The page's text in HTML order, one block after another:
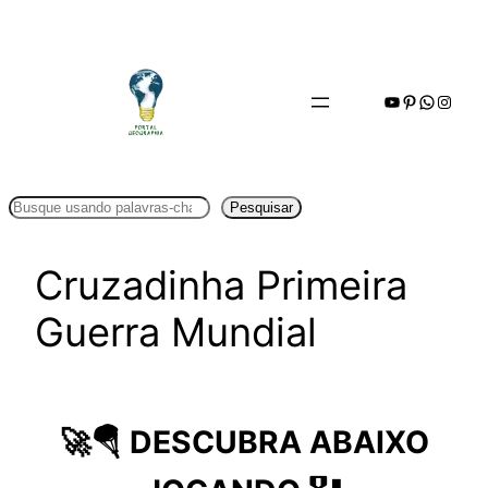
Youtube
Pinterest
Pesquisar Pesquisar
Cruzadinha Primeira
Guerra Mundial
🚀🪂 DESCUBRA ABAIXO